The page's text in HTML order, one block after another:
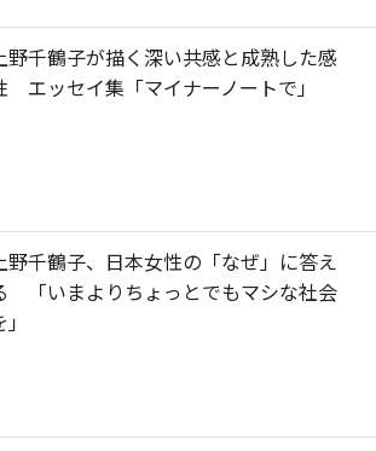
野千鶴子が描く深い共感と成熟した感
エッセイ集「マイナーノートで」
野千鶴子、日本女性の「なぜ」に答え
「いまよりちょっとでもマシな社会